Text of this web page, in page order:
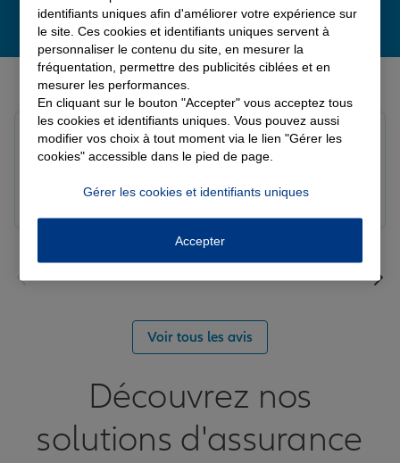
Derniers avis de nos agences Allianz
Note de 5 sur 5
Le 05/08/2026 - Agence FORT DE FRANCE
Yori A.
Voir tous les avis
Découvrez nos
solutions d'assurance
identifiants uniques afin d'améliorer votre expérience sur
le site. Ces cookies et identifiants uniques servent à
personnaliser le contenu du site, en mesurer la
fréquentation, permettre des publicités ciblées et en
mesurer les performances.
En cliquant sur le bouton "Accepter" vous acceptez tous
les cookies et identifiants uniques. Vous pouvez aussi
modifier vos choix à tout moment via le lien "Gérer les
cookies" accessible dans le pied de page.
Gérer les cookies et identifiants uniques
Accepter